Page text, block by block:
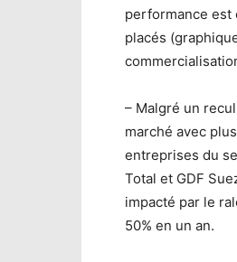
performance est
placés
– Malgré un
marché avec
entreprises du
Total et GDF
impacté par le
50% en un an.